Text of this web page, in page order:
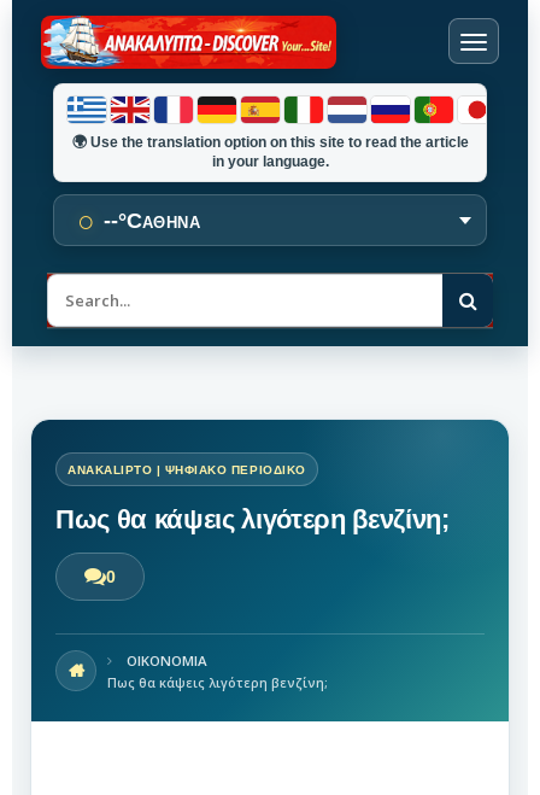
🌍Use the translation option on this site to read the article
in your language.
○ --°CΑΘΗΝΑ
Α
α
ζ
Πως θα κάψεις λιγότερη βενζίνη;
0
ΟΙΚΟΝΟΜΙΑ
Πως θα κάψεις λιγότερη βενζίνη;